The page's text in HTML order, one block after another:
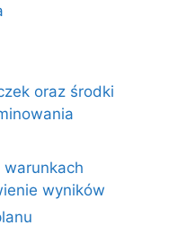
oraz środki
wyników